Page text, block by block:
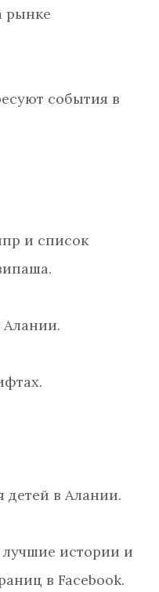
рынке
события в
и список
в Алании.
истории и
в Facebook.